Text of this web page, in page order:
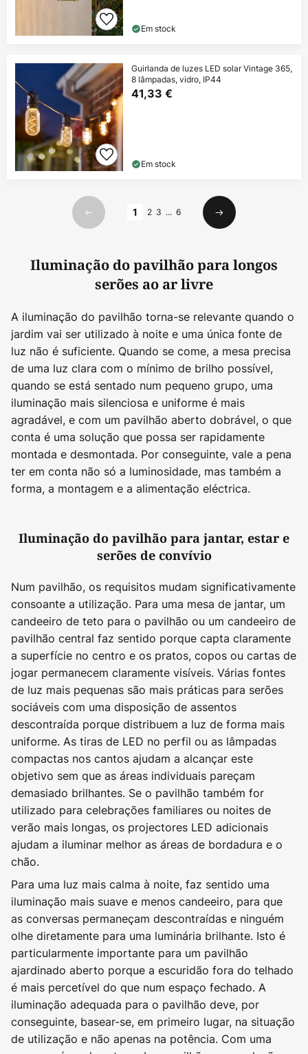
Em stock
Guirlanda de luzes LED solar Vintage 365,
8 lâmpadas, vidro, IP44
41,33 €
Em stock
Anterior
1 2 3 ... 6
Seguinte
Iluminação do pavilhão para longos
serões ao ar livre
A iluminação do pavilhão torna-se relevante quando o
jardim vai ser utilizado à noite e uma única fonte de
luz não é suficiente. Quando se come, a mesa precisa
de uma luz clara com o mínimo de brilho possível,
quando se está sentado num pequeno grupo, uma
iluminação mais silenciosa e uniforme é mais
agradável, e com um pavilhão aberto dobrável, o que
conta é uma solução que possa ser rapidamente
montada e desmontada. Por conseguinte, vale a pena
ter em conta não só a luminosidade, mas também a
forma, a montagem e a alimentação eléctrica.
Iluminação do pavilhão para jantar, estar e
serões de convívio
Num pavilhão, os requisitos mudam significativamente
consoante a utilização. Para uma mesa de jantar, um
candeeiro de teto para o pavilhão ou um candeeiro de
pavilhão central faz sentido porque capta claramente
a superfície no centro e os pratos, copos ou cartas de
jogar permanecem claramente visíveis. Várias fontes
de luz mais pequenas são mais práticas para serões
sociáveis com uma disposição de assentos
descontraída porque distribuem a luz de forma mais
uniforme. As tiras de LED no perfil ou as lâmpadas
compactas nos cantos ajudam a alcançar este
objetivo sem que as áreas individuais pareçam
demasiado brilhantes. Se o pavilhão também for
utilizado para celebrações familiares ou noites de
verão mais longas, os projectores LED adicionais
ajudam a iluminar melhor as áreas de bordadura e o
chão.
Para uma luz mais calma à noite, faz sentido uma
iluminação mais suave e menos candeeiro, para que
as conversas permaneçam descontraídas e ninguém
olhe diretamente para uma luminária brilhante. Isto é
particularmente importante para um pavilhão
ajardinado aberto porque a escuridão fora do telhado
é mais percetível do que num espaço fechado. A
iluminação adequada para o pavilhão deve, por
conseguinte, basear-se, em primeiro lugar, na situação
de utilização e não apenas na potência. Com uma